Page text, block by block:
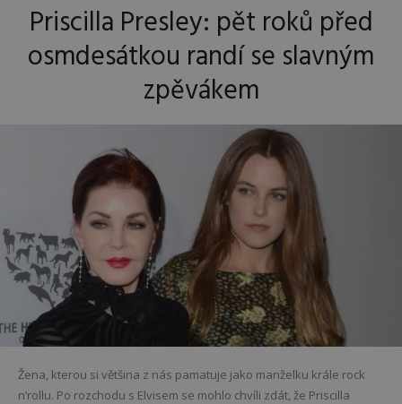
Priscilla Presley: pět roků před
osmdesátkou randí se slavným
zpěvákem
Žena, kterou si většina z nás pamatuje jako manželku krále rock
n’rollu. Po rozchodu s Elvisem se mohlo chvíli zdát, že Priscilla